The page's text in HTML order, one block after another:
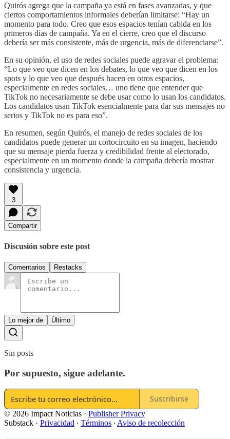
Quirós agrega que la campaña ya está en fases avanzadas, y que
ciertos comportamientos informales deberían limitarse: “Hay un
momento para todo. Creo que esos espacios tenían cabida en los
primeros días de campaña. Ya en el cierre, creo que el discurso
debería ser más consistente, más de urgencia, más de diferenciarse”.
En su opinión, el uso de redes sociales puede agravar el problema:
“Lo que veo que dicen en los debates, lo que veo que dicen en los
spots y lo que veo que después hacen en otros espacios,
especialmente en redes sociales… uno tiene que entender que
TikTok no necesariamente se debe usar como lo usan los candidatos.
Los candidatos usan TikTok esencialmente para dar sus mensajes no
serios y TikTok no es para eso”.
En resumen, según Quirós, el manejo de redes sociales de los
candidatos puede generar un cortocircuito en su imagen, haciendo
que su mensaje pierda fuerza y credibilidad frente al electorado,
especialmente en un momento donde la campaña debería mostrar
consistencia y urgencia.
3
Compartir
Discusión sobre este post
Comentarios Restacks
Lo mejor de Último
Sin posts
Por supuesto, sigue adelante.
Suscribirse
© 2026 Impact Noticias · Publisher Privacy
Substack · Privacidad ∙ Términos ∙ Aviso de recolección